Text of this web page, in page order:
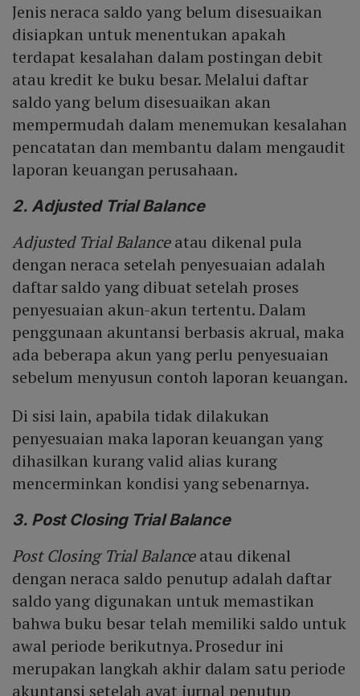
Jenis neraca saldo yang belum disesuaikan
disiapkan untuk menentukan apakah
terdapat kesalahan dalam postingan debit
atau kredit ke buku besar. Melalui daftar
saldo yang belum disesuaikan akan
mempermudah dalam menemukan kesalahan
pencatatan dan membantu dalam mengaudit
laporan keuangan perusahaan.
2. Adjusted Trial Balance
Adjusted Trial Balanceatau dikenal pula
dengan neraca setelah penyesuaian adalah
daftar saldo yang dibuat setelah proses
penyesuaian akun-akun tertentu. Dalam
penggunaan akuntansi berbasis akrual, maka
ada beberapa akun yang perlu penyesuaian
sebelum menyusun contoh laporan keuangan.
Di sisi lain, apabila tidak dilakukan
penyesuaian maka laporan keuangan yang
dihasilkan kurang valid alias kurang
mencerminkan kondisi yang sebenarnya.
3. Post Closing Trial Balance
Post Closing Trial Balanceatau dikenal
dengan neraca saldo penutup adalah daftar
saldo yang digunakan untuk memastikan
bahwa buku besar telah memiliki saldo untuk
awal periode berikutnya. Prosedur ini
merupakan langkah akhir dalam satu periode
akuntansi setelah ayat jurnal penutup